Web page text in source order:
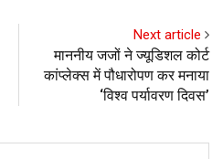
Next article
माननीय जजों ने ज्यूडिशल कोर्ट
कांप्लेक्स में पौधारोपण कर मनाया
‘विश्व पर्यावरण दिवस’